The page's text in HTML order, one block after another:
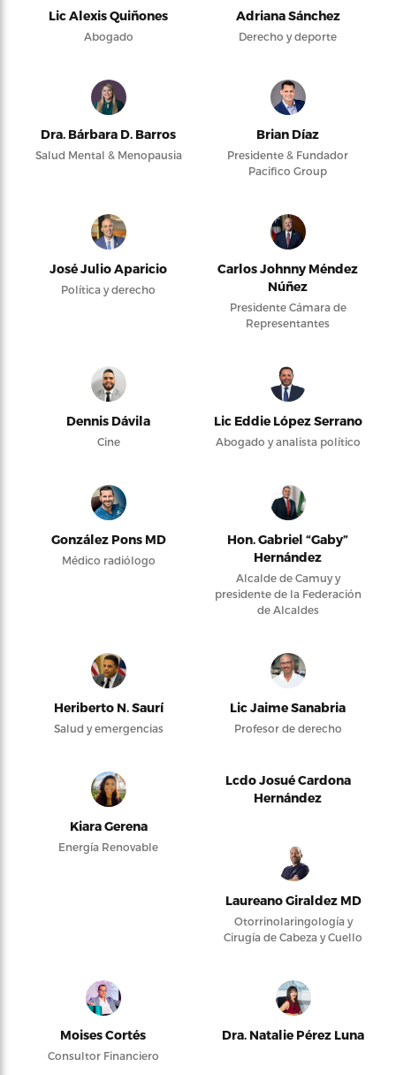
Lic Alexis Quiñones
Abogado
Adriana Sánchez
Derecho y deporte
Dra. Bárbara D. Barros
Salud Mental & Menopausia
Brian Díaz
Presidente & Fundador
Pacifico Group
José Julio Aparicio
Política y derecho
Carlos Johnny Méndez
Núñez
Presidente Cámara de
Representantes
Dennis Dávila
Cine
Lic Eddie López Serrano
Abogado y analista político
González Pons MD
Médico radiólogo
Hon. Gabriel “Gaby”
Hernández
Alcalde de Camuy y
presidente de la Federación
de Alcaldes
Heriberto N. Saurí
Salud y emergencias
Lic Jaime Sanabria
Profesor de derecho
Kiara Gerena
Energía Renovable
Lcdo Josué Cardona
Hernández
Laureano Giraldez MD
Otorrinolaringología y
Cirugía de Cabeza y Cuello
Moises Cortés
Consultor Financiero
Dra. Natalie Pérez Luna